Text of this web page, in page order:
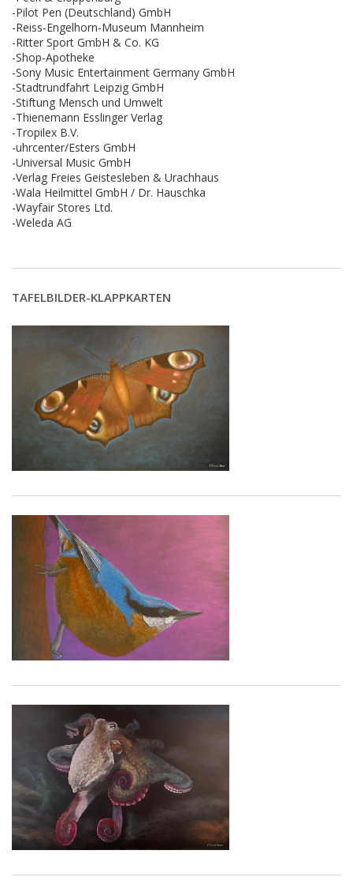
-Pilot Pen (Deutschland) GmbH
-Reiss-Engelhorn-Museum Mannheim
-Ritter Sport GmbH & Co. KG
-Shop-Apotheke
-Sony Music Entertainment Germany GmbH
-Stadtrundfahrt Leipzig GmbH
-Stiftung Mensch und Umwelt
-Thienemann Esslinger Verlag
-Tropilex B.V.
-uhrcenter/Esters GmbH
-Universal Music GmbH
-Verlag Freies Geistesleben & Urachhaus
-Wala Heilmittel GmbH / Dr. Hauschka
-Wayfair Stores Ltd.
-Weleda AG
TAFELBILDER-KLAPPKARTEN